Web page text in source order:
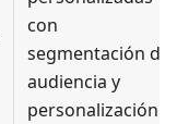
con
segmentación de
audiencia y
personalización.